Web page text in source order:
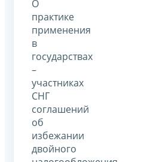
О
практике
применения
в
государствах
–
участниках
СНГ
соглашений
об
избежании
двойного